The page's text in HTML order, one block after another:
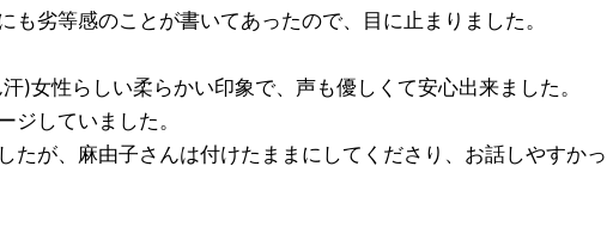
劣等感のことが書いてあったので、目に止まりました。
)女性らしい柔らかい印象で、声も優しくて安心出来ました。
ジしていました。
たが、麻由子さんは付けたままにしてくださり、お話しやすかっ